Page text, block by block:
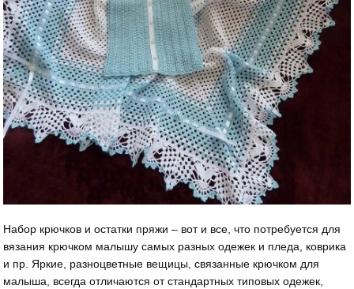
Набор крючков и остатки пряжи – вот и все, что потребуется для
вязания крючком малышу самых разных одежек и пледа, коврика
и пр. Яркие, разноцветные вещицы, связанные крючком для
малыша, всегда отличаются от стандартных типовых одежек,